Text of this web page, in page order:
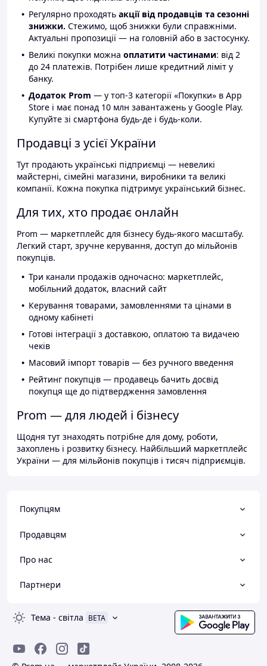
Регулярно проходять акції від продавців та сезонні
знижки. Стежимо, щоб знижки були справжніми.
Актуальні пропозиції — на головній або в застосунку.
Великі покупки можна оплатити частинами: від 2
до 24 платежів. Потрібен лише кредитний ліміт у
банку.
Додаток Prom — у топ-3 категорії «Покупки» в App
Store і має понад 10 млн завантажень у Google Play.
Купуйте зі смартфона будь-де і будь-коли.
Продавці з усієї України
Тут продають українські підприємці — невеликі
майстерні, сімейні магазини, виробники та великі
компанії. Кожна покупка підтримує український бізнес.
Для тих, хто продає онлайн
Prom — маркетплейс для бізнесу будь-якого масштабу.
Легкий старт, зручне керування, доступ до мільйонів
покупців.
Три канали продажів одночасно: маркетплейс,
мобільний додаток, власний сайт
Керування товарами, замовленнями та цінами в
одному кабінеті
Готові інтеграції з доставкою, оплатою та видачею
чеків
Масовий імпорт товарів — без ручного введення
Рейтинг покупців — продавець бачить досвід
покупця ще до підтвердження замовлення
Prom — для людей і бізнесу
Щодня тут знаходять потрібне для дому, роботи,
захоплень і розвитку бізнесу. Найбільший маркетплейс
України — для мільйонів покупців і тисяч підприємців.
Покупцям
Продавцям
Про нас
Партнери
Тема - світла BETA